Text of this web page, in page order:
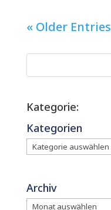
« Older Entries
Kategorie:
Kategorien
Archiv